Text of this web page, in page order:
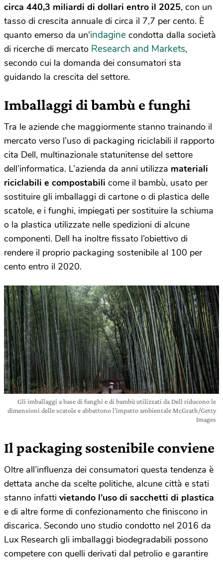
circa 440,3 miliardi di dollari entro il 2025, con un
tasso di crescita annuale di circa il 7,7 per cento. È
quanto emerso da un’indagine condotta dalla società
di ricerche di mercato Research and Markets,
secondo cui la domanda dei consumatori sta
guidando la crescita del settore.
Imballaggi di bambù e funghi
Tra le aziende che maggiormente stanno trainando il
mercato verso l’uso di packaging riciclabili il rapporto
cita Dell, multinazionale statunitense del settore
dell’informatica. L’azienda da anni utilizza materiali
riciclabili e compostabili come il bambù, usato per
sostituire gli imballaggi di cartone o di plastica delle
scatole, e i funghi, impiegati per sostituire la schiuma
o la plastica utilizzate nelle spedizioni di alcune
componenti. Dell ha inoltre fissato l’obiettivo di
rendere il proprio packaging sostenibile al 100 per
cento entro il 2020.
Gli imballaggi a base di funghi e di bambù utilizzati da Dell riducono le
dimensioni delle scatole e abbattono l’impatto ambientale McGrath/Getty
Images
Il packaging sostenibile conviene
Oltre all’influenza dei consumatori questa tendenza è
dettata anche da scelte politiche, alcune città e stati
stanno infatti vietando l’uso di sacchetti di plastica
e di altre forme di confezionamento che finiscono in
discarica. Secondo uno studio condotto nel 2016 da
Lux Research gli imballaggi biodegradabili possono
competere con quelli derivati dal petrolio e garantire